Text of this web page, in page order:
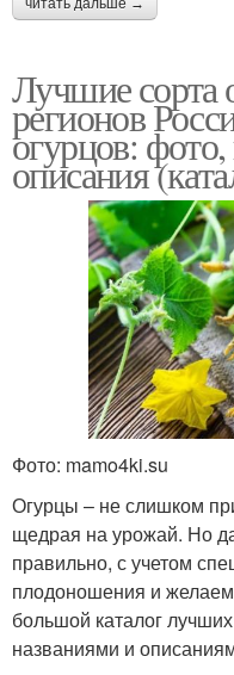
Лучшие сорта
регионов
огурцов:
описания
Фото: mamo4ki.su
Огурцы – не слишком
щедрая на урожай. Но
правильно, с учетом
плодоношения и
большой каталог
названиями и